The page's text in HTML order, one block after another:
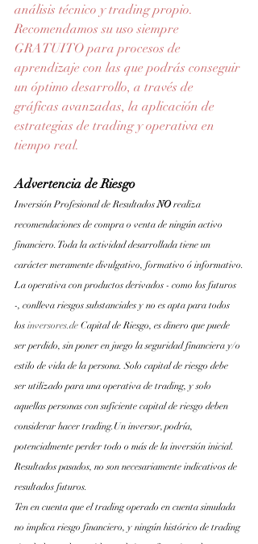
análisis técnico y trading propio.
Recomendamos su uso siempre
GRATUITO para procesos de
aprendizaje con las que podrás conseguir
un óptimo desarrollo, a través de
gráficas avanzadas, la aplicación de
estrategias de trading y operativa en
tiempo real.
Advertencia de Riesgo
Inversión Profesional de Resultados NO realiza
recomendaciones de compra o venta de ningún activo
financiero. Toda la actividad desarrollada tiene un
carácter meramente divulgativo, formativo ó informativo.
La operativa con productos derivados - como los futuros
-, conlleva riesgos substanciales y no es apta para todos
los inversores.de Capital de Riesgo, es dinero que puede
ser perdido, sin poner en juego la seguridad financiera y/o
estilo de vida de la persona. Solo capital de riesgo debe
ser utilizado para una operativa de trading, y solo
aquellas personas con suficiente capital de riesgo deben
considerar hacer trading.Un inversor, podría,
potencialmente perder todo o más de la inversión inicial.
Resultados pasados, no son necesariamente indicativos de
resultados futuros.
Ten en cuenta que el trading operado en cuenta simulada
no implica riesgo financiero, y ningún histórico de trading